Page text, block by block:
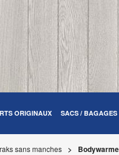
ORIGINAUX SACS / BAGAGES
sans manches